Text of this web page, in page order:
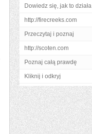
Dowiedz się, jak to działa
http://firecreeks.com
Przeczytaj i poznaj
http://scoten.com
Poznaj całą prawdę
Kliknij i odkryj